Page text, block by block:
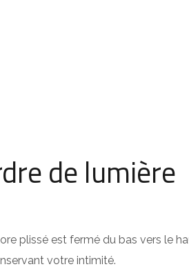
de lumière
plissé est fermé du bas vers le
votre intimité.